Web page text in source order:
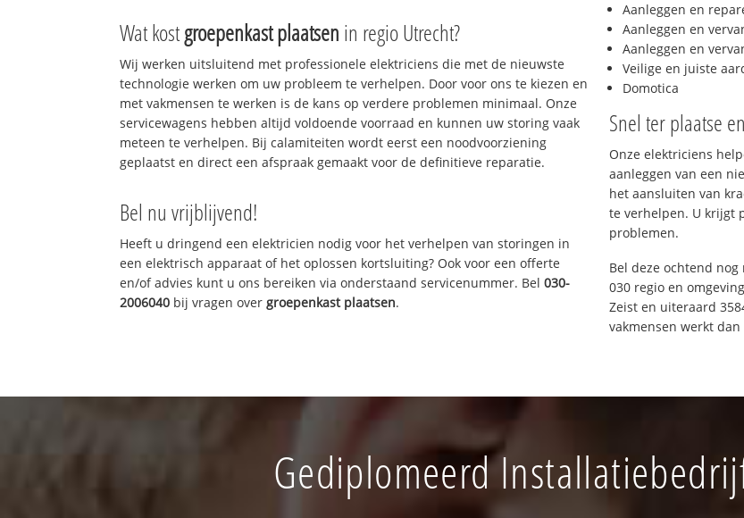
Wat kostgroepenkast plaatsen in regio Utrecht?
Wij werken uitsluitend met professionele elektriciens die met de nieuwste
technologie werken om uw probleem te verhelpen. Door voor ons te kiezen en
met vakmensen te werken is de kans op verdere problemen minimaal. Onze
servicewagens hebben altijd voldoende voorraad en kunnen uw storing vaak
meteen te verhelpen. Bij calamiteiten wordt eerst een noodvoorziening
geplaatst en direct een afspraak gemaakt voor de definitieve reparatie.
Bel nu vrijblijvend!
Heeft u dringend een elektricien nodig voor het verhelpen van storingen in
een elektrisch apparaat of het oplossen kortsluiting? Ook voor een offerte
en/of advies kunt u ons bereiken via onderstaand servicenummer. Bel030-
2006040 bij vragen overgroepenkast plaatsen.
Aanleggen en
Aanleggen en
Aanleggen en
Veilige en juiste
Domotica
Snel ter plaatse
Onze elektriciens
aanleggen van een
het aansluiten van
te verhelpen. U krijgt
problemen.
Bel deze ochtend nog
030 regio en
Zeist en uiteraard
vakmensen werkt
Gediplomeerd